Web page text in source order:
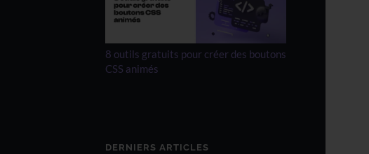
8 outils gratuits pour créer des boutons
CSS animés
DERNIERS ARTICLES